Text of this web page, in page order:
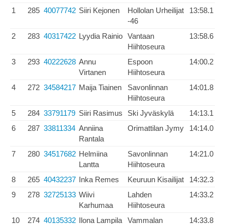
1 285 40077742 Siiri Kejonen
Hollolan Urheilijat
-46
13:58.1
2 283 40317422 Lyydia Rainio Vantaan
Hiihtoseura
13:58.6
3 293 40222628 Annu
Virtanen
Espoon
Hiihtoseura
14:00.2
4 272 34584217 Maija Tiainen
Savonlinnan
Hiihtoseura
14:01.8
5 284 33791179 Siiri Rasimus Ski Jyväskylä
14:13.1
6
287 33811334 Anniina
Rantala
Orimattilan Jymy 14:14.0
7 280 34517682 Helmiina
Lantta
Savonlinnan
Hiihtoseura
14:21.0
8 265 40432237 Inka Remes Keuruun Kisailijat
14:32.3
9
278 32725133 Wiivi
Karhumaa
Lahden
Hiihtoseura
14:33.2
10 274 40135332 Ilona Lampila
Vammalan
14:33.8